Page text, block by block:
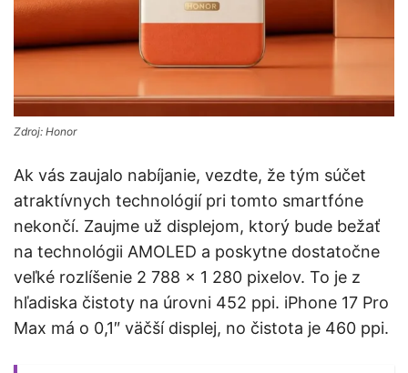
Zdroj: Honor
Ak vás zaujalo nabíjanie, vezdte, že tým súčet
atraktívnych technológií pri tomto smartfóne
nekončí. Zaujme už displejom, ktorý bude bežať
na technológii AMOLED a poskytne dostatočne
veľké rozlíšenie 2 788 x 1 280 pixelov. To je z
hľadiska čistoty na úrovni 452 ppi. iPhone 17 Pro
Max má o 0,1″ väčší displej, no čistota je 460 ppi.